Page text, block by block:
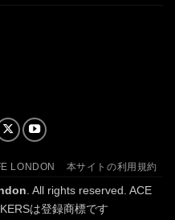
LONDON 本サイトの利用規約
. All rights reserved. ACE
は登録商標です